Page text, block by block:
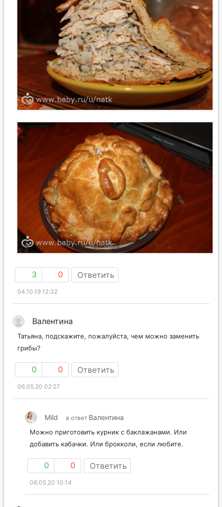
3 0 Ответить
04.10.19 12:32
Валентина
Татьяна, подскажите, пожалуйста, чем можно заменить
грибы?
0 0 Ответить
06.05.20 02:27
Mild в ответ Валентина
Можно приготовить курник с баклажанами. Или
добавить кабачки. Или брокколи, если любите.
0 0 Ответить
06.05.20 10:14